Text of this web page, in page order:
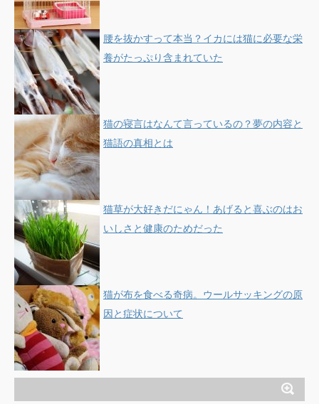
腰を抜かすって本当？イカには猫に必要な栄
養がたっぷり含まれていた
猫の寝言はなんて言っているの？夢の内容と
猫語の真相とは
猫草が大好きだにゃん！あげると喜ぶのはお
いしさと健康のためだった
猫が布を食べる奇病。ウールサッキングの原
因と症状について